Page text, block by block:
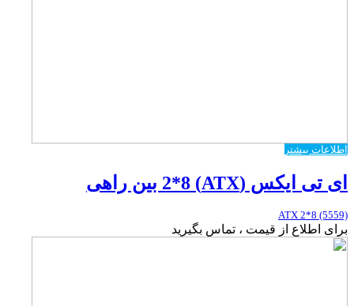
اطلاعات بیشتر
ای تی ایکس (ATX) 2*8 بین راهی
ATX 2*8 (5559)
برای اطلاع از قیمت ، تماس بگیرید